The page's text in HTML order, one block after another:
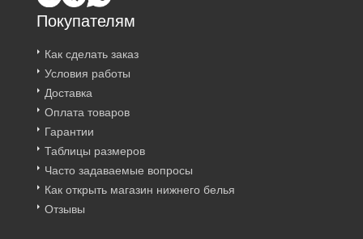
Покупателям
Как сделать заказ
Условия работы
Доставка
Оплата товаров
Гарантии
Таблицы размеров
Часто задаваемые вопросы
Как открыть магазин нижнего белья
Отзывы